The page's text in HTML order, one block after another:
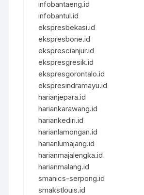
infobantaeng.id
infobantul.id
ekspresbekasi.id
ekspresbone.id
eksprescianjur.id
ekspresgresik.id
ekspresgorontalo.id
ekspresindramayu.id
harianjepara.id
hariankarawang.id
hariankediri.id
harianlamongan.id
harianlumajang.id
harianmajalengka.id
harianmalang.id
smanics-serpong.id
smakstlouis.id